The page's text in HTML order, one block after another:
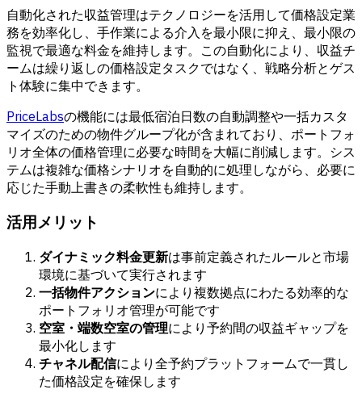
自動化された収益管理はテクノロジーを活用して価格設定業
務を効率化し、手作業による介入を最小限に抑え、最小限の
監視で最適な料金を維持します。この自動化により、収益チ
ームは繰り返しの価格設定タスクではなく、戦略分析とゲス
ト体験に集中できます。
PriceLabsの機能には最低宿泊日数の自動調整や一括カスタ
マイズのための物件グループ化が含まれており、ポートフォ
リオ全体の価格管理に必要な時間を大幅に削減します。シス
テムは複雑な価格シナリオを自動的に処理しながら、必要に
応じた手動上書きの柔軟性も維持します。
活用メリット
ダイナミック料金更新は事前定義されたルールと市場
環境に基づいて実行されます
一括物件アクションにより複数拠点にわたる効率的な
ポートフォリオ管理が可能です
空室・端数空室の管理により予約間の収益ギャップを
最小化します
チャネル配信により全予約プラットフォームで一貫し
た価格設定を確保します